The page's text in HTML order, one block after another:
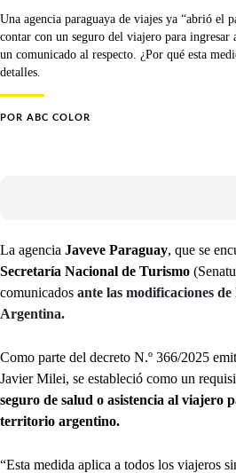
Una agencia paraguaya de viajes ya “abrió el
contar con un seguro del viajero para
un comunicado al respecto. ¿Por qué esta
detalles.
POR ABC COLOR
La agencia Javeve Paraguay, que se
Secretaría Nacional de Turismo
comunicados ante las modificaciones
Argentina.
Como parte del decreto N.º 366/2025
Javier Milei, se estableció como un
seguro de salud o asistencia al viajero
territorio argentino.
“Esta medida aplica a todos los viajeros